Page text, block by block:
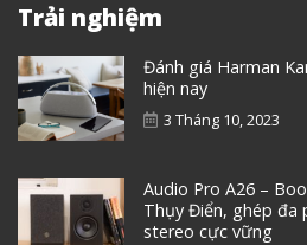
Trải nghiệm
Đánh giá Harman
hiện nay
3 Tháng 10, 2023
Audio Pro A26 –
Thụy Điển, ghép đa
stereo cực vững